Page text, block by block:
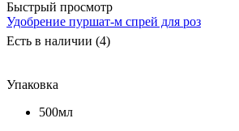
Быстрый просмотр
Удобрение пуршат-м спрей для роз
Есть в наличии (4)
Упаковка
500мл